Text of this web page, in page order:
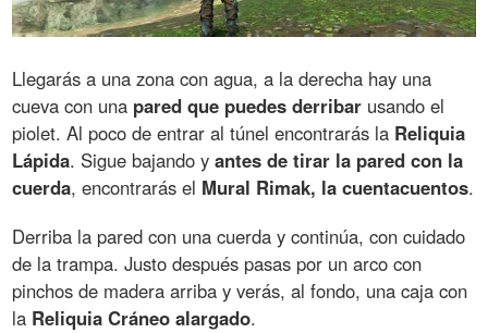
Llegarás a una zona con agua, a la derecha hay una
cueva con una pared que puedes derribar usando el
piolet. Al poco de entrar al túnel encontrarás la Reliquia
Lápida. Sigue bajando yantes de tirar la pared con la
cuerda, encontrarás el Mural Rimak, la cuentacuentos.
Derriba la pared con una cuerda y continúa, con cuidado
de la trampa. Justo después pasas por un arco con
pinchos de madera arriba y verás, al fondo, una caja con
la Reliquia Cráneo alargado.